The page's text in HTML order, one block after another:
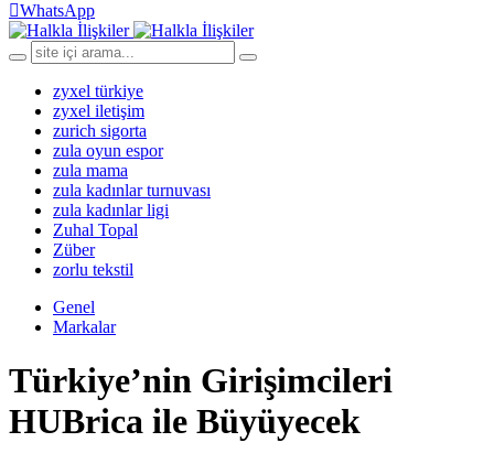
WhatsApp
zyxel türkiye
zyxel iletişim
zurich sigorta
zula oyun espor
zula mama
zula kadınlar turnuvası
zula kadınlar ligi
Zuhal Topal
Züber
zorlu tekstil
Genel
Markalar
Türkiye’nin Girişimcileri
HUBrica ile Büyüyecek